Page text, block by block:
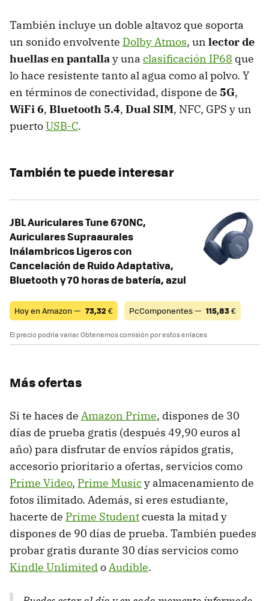
También incluye un doble altavoz que soporta
un sonido envolvente Dolby Atmos, un lector de
huellas en pantallay una clasificación IP68 que
lo hace resistente tanto al agua como al polvo. Y
en términos de conectividad, dispone de 5G,
WiFi 6, Bluetooth 5.4, Dual SIM, NFC, GPS y un
puertoUSB-C.
También te puede interesar
JBL Auriculares Tune 670NC,
Auriculares Supraaurales
Inálambricos Ligeros con
Cancelación de Ruido Adaptativa,
Bluetooth y 70 horas de batería, azul
Hoy en Amazon — 73,32 € PcComponentes — 115,83€
El precio podría variar. Obtenemos comisión por estos enlaces
Más ofertas
Si te haces de Amazon Prime, dispones de 30
días de prueba gratis (después 49,90 euros al
año) para disfrutar de envíos rápidos gratis,
accesorio prioritario a ofertas, servicios como
Prime Video, Prime Musicy almacenamiento de
fotos ilimitado. Además, si eres estudiante,
hacerte de Prime Studentcuesta la mitad y
dispones de 90 días de prueba. También puedes
probar gratis durante 30 días servicios como
Kindle UnlimitedoAudible.